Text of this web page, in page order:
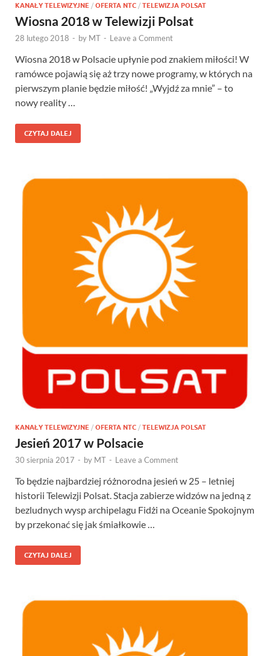
KANAŁY TELEWIZYJNE / OFERTA NTC / TELEWIZJA POLSAT
Wiosna 2018 w Telewizji Polsat
28 lutego 2018 - by MT - Leave a Comment
Wiosna 2018 w Polsacie upłynie pod znakiem miłości! W
ramówce pojawią się aż trzy nowe programy, w których na
pierwszym planie będzie miłość! „Wyjdź za mnie” – to
nowy reality …
CZYTAJ DALEJ
KANAŁY TELEWIZYJNE / OFERTA NTC / TELEWIZJA POLSAT
Jesień 2017 w Polsacie
30 sierpnia 2017 - by MT - Leave a Comment
To będzie najbardziej różnorodna jesień w 25 – letniej
historii Telewizji Polsat. Stacja zabierze widzów na jedną z
bezludnych wysp archipelagu Fidżi na Oceanie Spokojnym
by przekonać się jak śmiałkowie …
CZYTAJ DALEJ